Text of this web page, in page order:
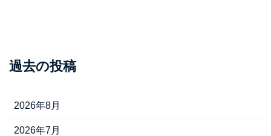
過去の投稿
2026年8月
2026年7月